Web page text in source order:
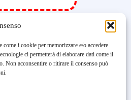
i cookie per memorizzare e/o accedere
ci permetterà di elaborare dati come il
Non acconsentire o ritirare il consenso può